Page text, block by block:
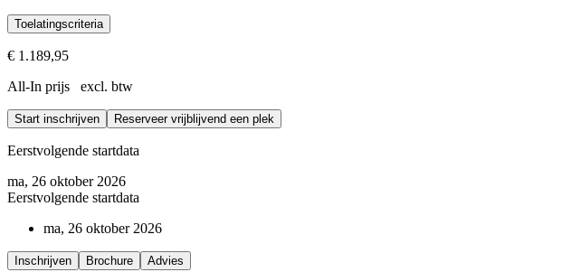
Toelatingscriteria
Toelatingscriteria
Voor deze training heb je een eigen laptop nodig die kan verbinden met WIFI. Je hoeft geen
In deze training werken we met de gratis versie van ChatGPT en verkennen we de basis
€ 1.189,95
All-In prijs excl. btw
Start inschrijven Reserveer vrijblijvend een plek
Eerstvolgende startdata
ma, 26 oktober 2026
Eerstvolgende startdata
ma, 26 oktober 2026
Inschrijven Brochure Advies